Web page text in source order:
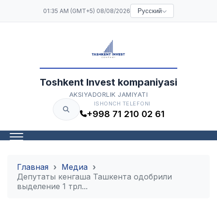
01:35 AM (GMT+5) 08/08/2026 Русский
Toshkent Invest kompaniyasi
AKSIYADORLIK JAMIYATI
ISHONCH TELEFONI
+998 71 210 02 61
Главная
Медиа
Депутаты кенгаша Ташкента одобрили
выделение 1 трл...